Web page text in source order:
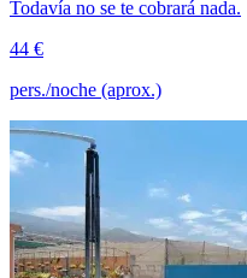
Todavía no se te cobrará nada.
44 €
pers./noche (aprox.)